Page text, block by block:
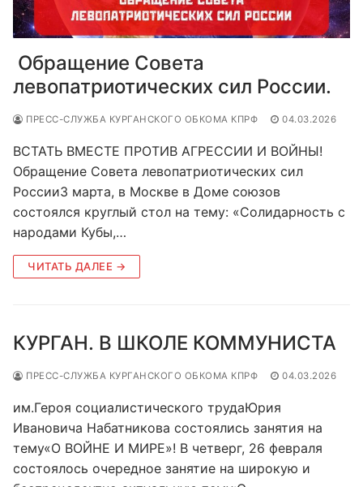
Обращение Совета
левопатриотических сил России.
ПРЕСС-СЛУЖБА КУРГАНСКОГО ОБКОМА КПРФ 04.03.2026
ВСТАТЬ ВМЕСТЕ ПРОТИВ АГРЕССИИ И ВОЙНЫ!
Обращение Совета левопатриотических сил
России3 марта, в Москве в Доме союзов
состоялся круглый стол на тему: «Солидарность с
народами Кубы,…
ЧИТАТЬ ДАЛЕЕ →
КУРГАН. В ШКОЛЕ КОММУНИСТА
ПРЕСС-СЛУЖБА КУРГАНСКОГО ОБКОМА КПРФ 04.03.2026
им.Героя социалистического трудаЮрия
Ивановича Набатникова состоялись занятия на
тему«О ВОЙНЕ И МИРЕ»! В четверг, 26 февраля
состоялось очередное занятие на широкую и